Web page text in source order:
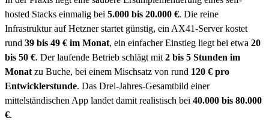
hosted Stacks einmalig bei 5.000 bis 20.000 €. Die reine
Infrastruktur auf Hetzner startet günstig, ein AX41-Server kostet
rund 39 bis 49 € im Monat, ein einfacher Einstieg liegt bei etwa 20
bis 50 €. Der laufende Betrieb schlägt mit 2 bis 5 Stunden im
Monat zu Buche, bei einem Mischsatz von rund 120 € pro
Entwicklerstunde. Das Drei-Jahres-Gesamtbild einer
mittelständischen App landet damit realistisch bei 40.000 bis 80.000
€.